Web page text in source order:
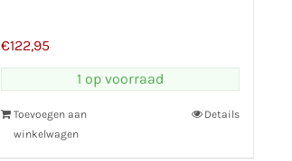
€122,95
1 op voorraad
Toevoegen aan
winkelwagen
Details